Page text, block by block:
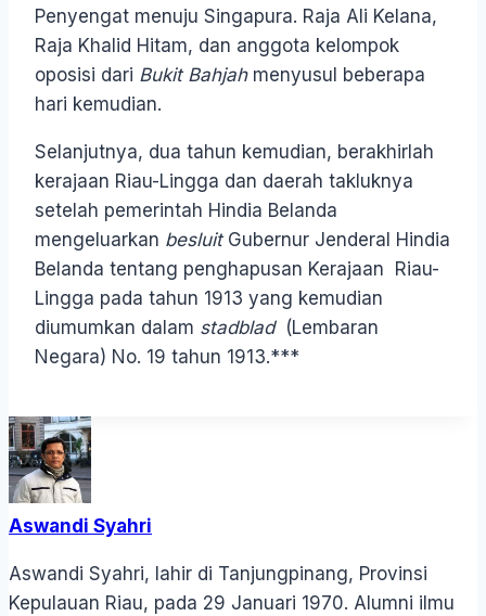
Penyengat menuju Singapura. Raja Ali Kelana,
Raja Khalid Hitam, dan anggota kelompok
oposisi dari Bukit Bahjah menyusul beberapa
hari kemudian.
Selanjutnya, dua tahun kemudian, berakhirlah
kerajaan Riau-Lingga dan daerah takluknya
setelah pemerintah Hindia Belanda
mengeluarkan besluitGubernur Jenderal Hindia
Belanda tentang penghapusan Kerajaan Riau-
Lingga pada tahun 1913 yang kemudian
diumumkan dalam stadblad(Lembaran
Negara) No. 19 tahun 1913.***
Aswandi Syahri
Aswandi Syahri, lahir di Tanjungpinang, Provinsi
Kepulauan Riau, pada 29 Januari 1970. Alumni ilmu